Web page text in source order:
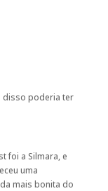
disso poderia ter
foi a Silmara, e
uma
mais bonita do